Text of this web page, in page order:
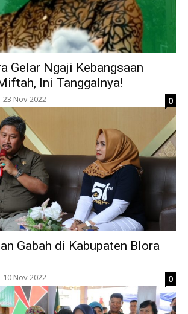
Gelar Ngaji Kebangsaan
Ini Tanggalnya!
23 Nov 2022 0
Gabah di Kabupaten Blora
10 Nov 2022 0